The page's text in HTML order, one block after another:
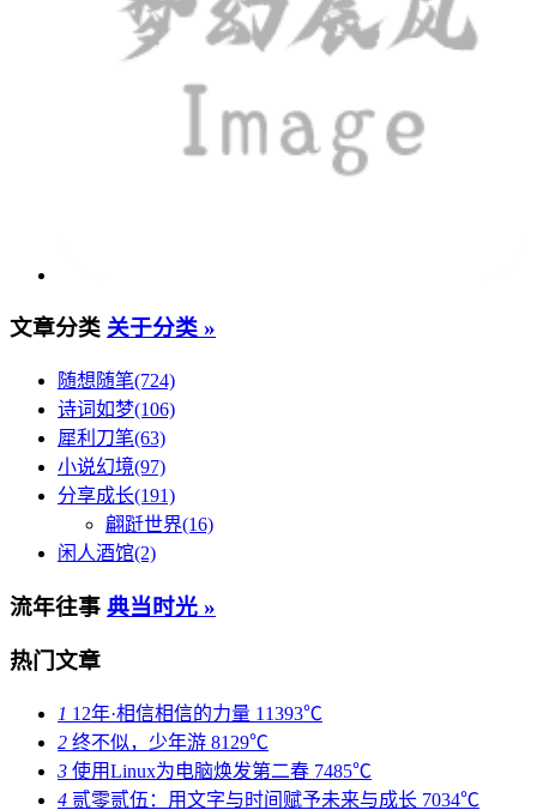
文章分类 关于分类 »
随想随笔(724)
诗词如梦(106)
犀利刀笔(63)
小说幻境(97)
分享成长(191)
翩跹世界(16)
闲人酒馆(2)
流年往事 典当时光 »
热门文章
1 12年·相信相信的力量 11393℃
2 终不似，少年游 8129℃
3 使用Linux为电脑焕发第二春 7485℃
4 贰零贰伍：用文字与时间赋予未来与成长 7034℃